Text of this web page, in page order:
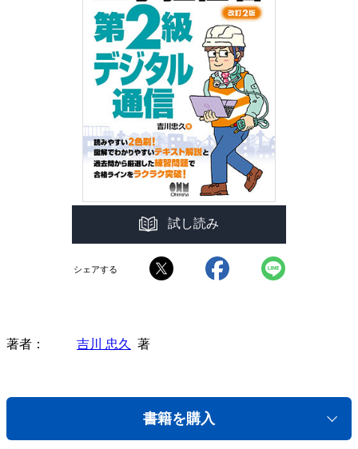
試し読み
シェアする
著者 吉川 忠久 著
書籍を購入